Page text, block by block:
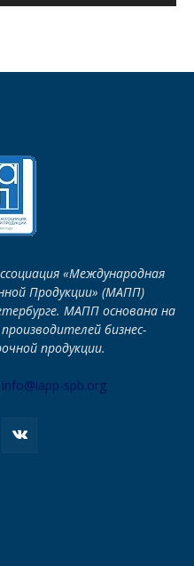
«Международная
Продукции» (МАПП)
МАПП основана на
бизнес-
продукции.
info@iapp-spb.org